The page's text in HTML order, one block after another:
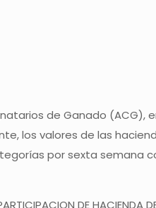
de Ganado (ACG),
los valores de las
por sexta semana
DE HACIENDA